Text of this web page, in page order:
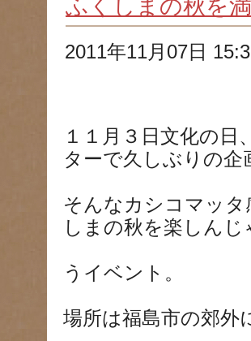
ふくしまの秋を
2011年11月07日
１１月３日文化の
ターで久しぶりの
そんなカシコマッ
しまの秋を楽しん
うイベント。
場所は福島市の郊外